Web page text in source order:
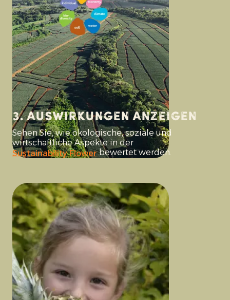
3. Auswirkungen anzeigen
Sehen Sie, wie ökologische, soziale und
wirtschaftliche Aspekte in der
Sustainability Flowerbewertet werden.